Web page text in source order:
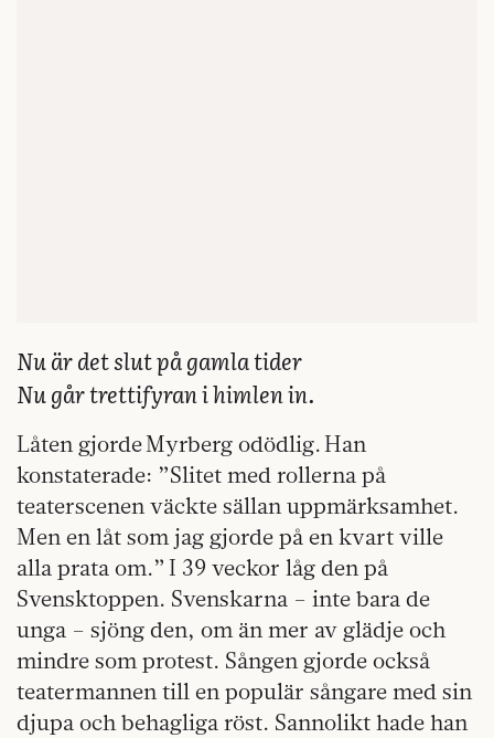
Nu är det slut på gamla tider
Nu går trettifyran i himlen in.
Låten gjorde Myrberg odödlig. Han
konstaterade: ”Slitet med rollerna på
teaterscenen väckte sällan uppmärksamhet.
Men en låt som jag gjorde på en kvart ville
alla prata om.” I 39 veckor låg den på
Svensktoppen. Svenskarna – inte bara de
unga – sjöng den, om än mer av glädje och
mindre som protest. Sången gjorde också
teatermannen till en populär sångare med sin
djupa och behagliga röst. Sannolikt hade han